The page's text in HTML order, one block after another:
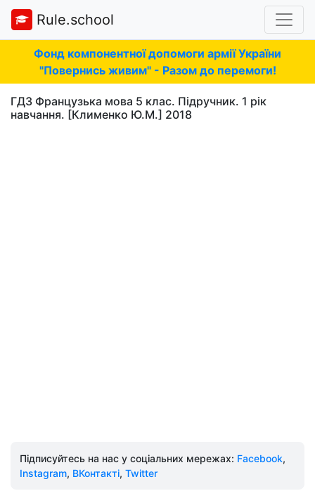
Rule.school
Фонд компонентної допомоги армії України
"Повернись живим" - Разом до перемоги!
ГДЗ Французька мова 5 клас. Підручник. 1 рік
навчання. [Клименко Ю.М.] 2018
Підписуйтесь на нас у соціальних мережах: Facebook,
Instagram, ВКонтакті, Twitter